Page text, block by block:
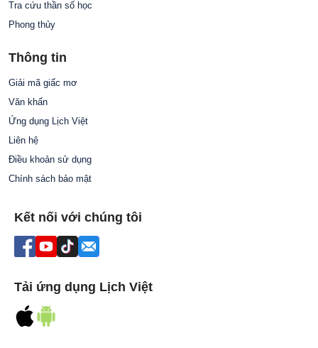
Tra cứu thần số học
Phong thủy
Thông tin
Giải mã giấc mơ
Văn khấn
Ứng dụng Lịch Việt
Liên hệ
Điều khoản sử dụng
Chính sách bảo mật
Kết nối với chúng tôi
Tải ứng dụng Lịch Việt